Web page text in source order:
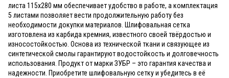
листа 115х280 мм обеспечивает удобство в работе, а комплектация
5 листами позволяет вести продолжительную работу без
необходимости докупки материалов. Шлифовальная сетка
изготовлена из карбида кремния, известного своей твёрдостью и
износостойкостью. Основа из технической ткани и связующее из
синтетической смолы гарантируют водостойкость и долговечность
использования. Продукт от марки ЗУБР – это гарантия качества и
надежности. Приобретите шлифовальную сетку и убедитесь в её